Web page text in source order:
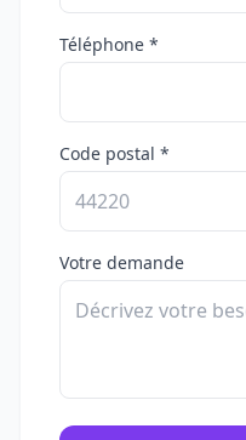
Téléphone *
Code postal *
Votre demande